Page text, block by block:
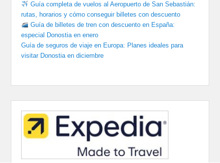
Guía completa de vuelos al Aeropuerto de San Sebastián:
rutas, horarios y cómo conseguir billetes con descuento
Guía de billetes de tren con descuento en España:
especial Donostia en enero
Guía de seguros de viaje en Europa: Planes ideales para
visitar Donostia en diciembre